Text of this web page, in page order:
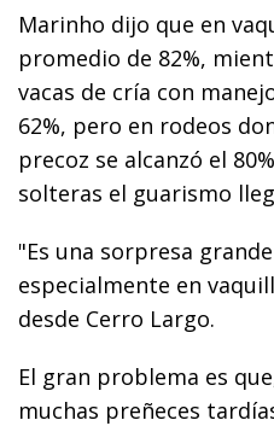
Marinho dijo que en
promedio de 82%,
vacas de cría con
62%, pero en rodeos
precoz se alcanzó el
solteras el guarismo
"Es una sorpresa
especialmente en
desde Cerro Largo.
El gran problema es
muchas preñeces